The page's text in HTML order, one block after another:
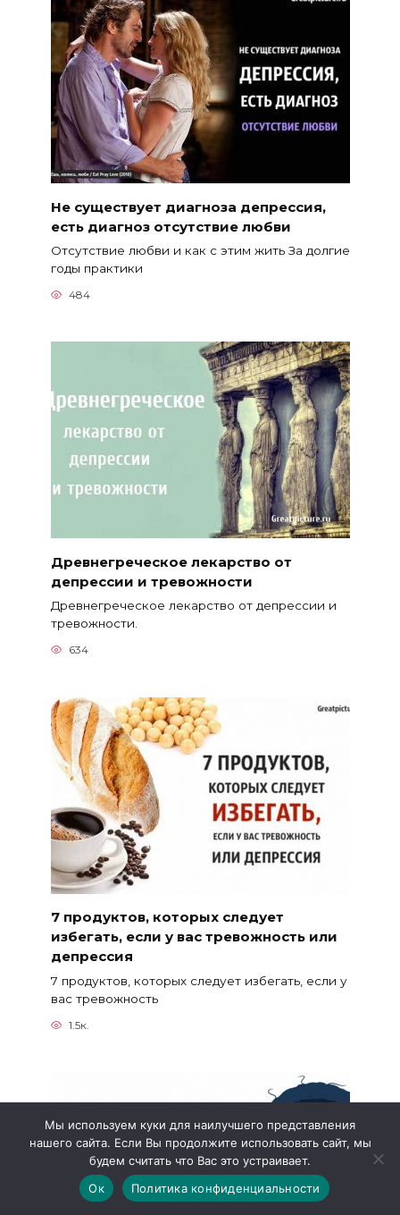
Не существует диагноза депрессия,
есть диагноз отсутствие любви
Отсутствие любви и как с этим жить За долгие
годы практики
484
Древнегреческое лекарство от
депрессии и тревожности
Древнегреческое лекарство от депрессии и
тревожности.
634
7 продуктов, которых следует
избегать, если у вас тревожность или
депрессия
7 продуктов, которых следует избегать, если у
вас тревожность
1.5к.
Мы используем куки для наилучшего представления
нашего сайта. Если Вы продолжите использовать сайт, мы
будем считать что Вас это устраивает.
Ок
Политика конфиденциальности